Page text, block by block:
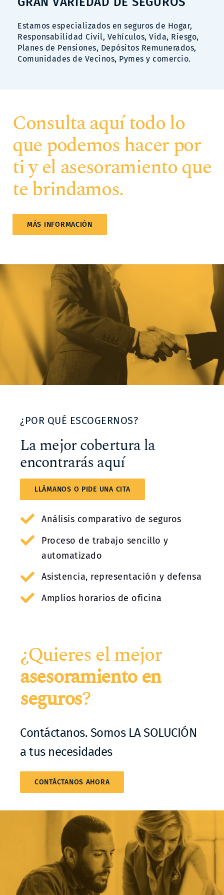
Estamos especializados en seguros de Hogar,
Responsabilidad Civil, Vehículos, Vida, Riesgo,
Planes de Pensiones, Depósitos Remunerados,
Comunidades de Vecinos, Pymes y comercio.
Consulta aquí todo lo
que podemos hacer por
ti y el asesoramiento que
te brindamos.
MÁS INFORMACIÓN
¿POR QUÉ ESCOGERNOS?
La mejor cobertura la
encontrarás aquí
LLÁMANOS O PIDE UNA CITA
Análisis comparativo de seguros
Proceso de trabajo sencillo y
automatizado
Asistencia, representación y defensa
Amplios horarios de oficina
¿Quieres el mejor
asesoramiento en
seguros?
Contáctanos. Somos LA SOLUCIÓN
a tus necesidades
CONTÁCTANOS AHORA